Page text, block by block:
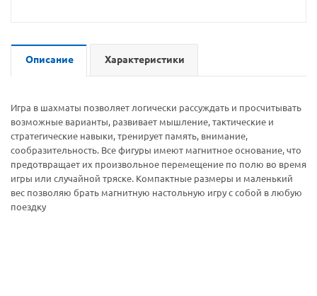
Описание Характеристики
Игра в шахматы позволяет логически рассуждать и просчитывать
возможные варианты, развивает мышление, тактические и
стратегические навыки, тренирует память, внимание,
сообразительность. Все фигуры имеют магнитное основание, что
предотвращает их произвольное перемещение по полю во время
игры или случайной тряске. Компактные размеры и маленький
вес позволяю брать магнитную настольную игру с собой в любую
поездку